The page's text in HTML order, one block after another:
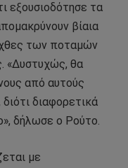
εξουσιοδότησε τα
βίαια
των ποταμών
«Δυστυχώς, θα
από αυτούς
διαφορετικά
δήλωσε ο Ρούτο.
με